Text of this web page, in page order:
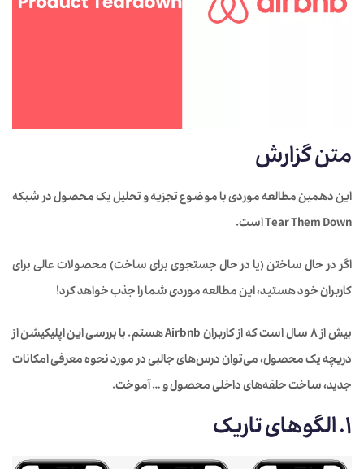
متن گزارش
این دهمین مطالعه موردی با موضوع تجزیه و تحلیل یک محصول در شبکه
Tear Them Down است.
اگر در حال ساختن (یا در حال جستجوی برای ساخت) محصولات عالی برای
کاربران خود هستید، این مطالعه موردی شما را جذب خواهد کرد!
بیش از 8 سال است که از کاربران Airbnb هستم. با بررسی این اپلیکیشن از
دریچه یک محصول، می‌توان درس‌های جالبی در مورد نحوه معرفی امکانات
جدید، ساخت حلقه‌های داخلی محصول و … آموخت.
1. الگوهای تاریک